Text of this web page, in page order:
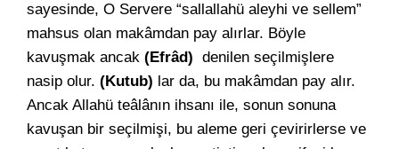
sayesinde, O Servere “sallallahü aleyhi ve sellem”
mahsus olan makâmdan pay alırlar. Böyle
kavuşmak ancak (Efrâd) denilen seçilmişlere
nasip olur. (Kutub) lar da, bu makâmdan pay alır.
Ancak Allahü teâlânın ihsanı ile, sonun sonuna
kavuşan bir seçilmişi, bu aleme geri çevirirlerse ve